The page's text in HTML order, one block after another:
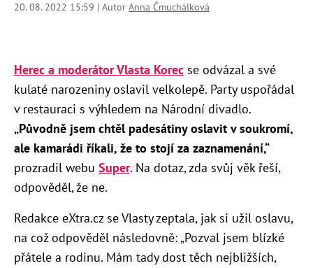
20. 08. 2022 15:59 | Autor Anna Čmuchálková
Herec a moderátor Vlasta Korec se odvázal a své
kulaté narozeniny oslavil velkolepě. Party uspořádal
v restauraci s výhledem na Národní divadlo.
„Původně jsem chtěl padesátiny oslavit v soukromí,
ale kamarádi říkali, že to stojí za zaznamenání,“
prozradil webu Super. Na dotaz, zda svůj věk řeší,
odpověděl, že ne.
Redakce eXtra.cz se Vlasty zeptala, jak si užil oslavu,
na což odpověděl následovně: „Pozval jsem blízké
přátele a rodinu. Mám tady dost těch nejbližších,